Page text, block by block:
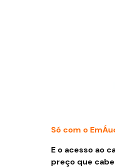
Só com o
E o acesso ao
preço que cabe